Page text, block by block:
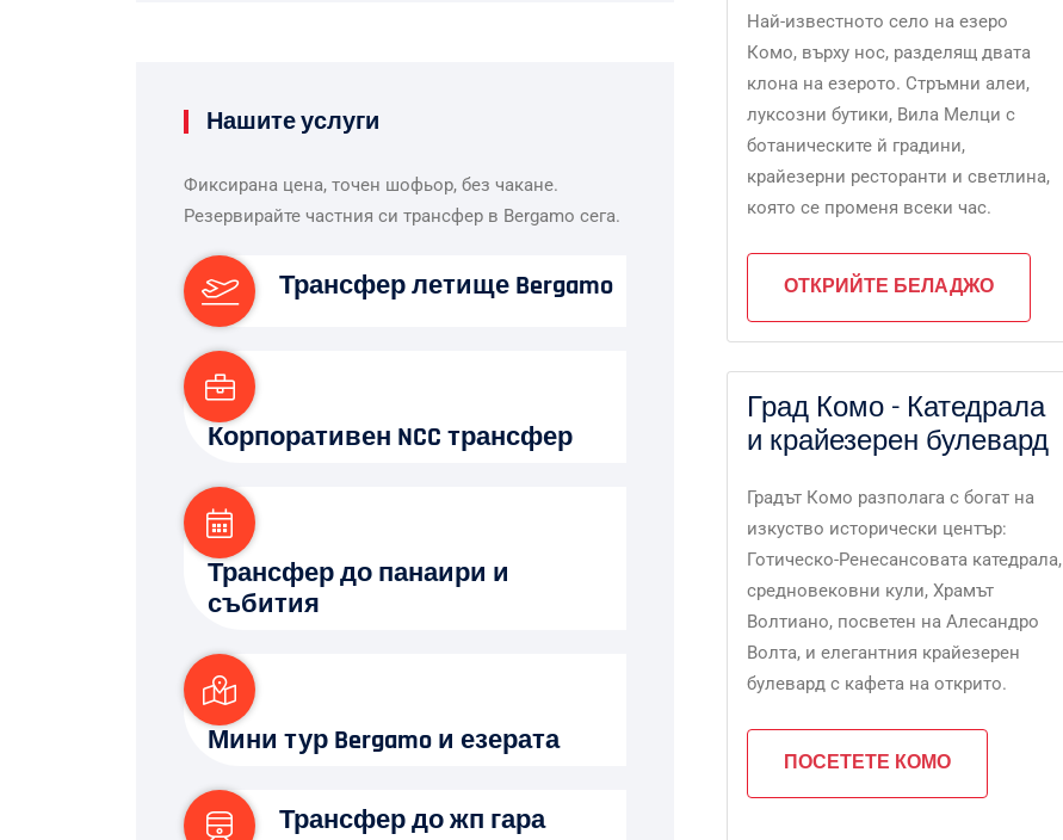
Нашите услуги
Фиксирана цена, точен шофьор, без чакане.
Резервирайте частния си трансфер в Bergamo сега.
Трансфер летище Bergamo
Корпоративен NCC трансфер
Трансфер до панаири и
събития
Мини тур Bergamo и езерата
Трансфер до жп гара
Най-известното село на езеро
Комо, върху нос, разделящ двата
клона на езерото. Стръмни алеи,
луксозни бутики, Вила Мелци с
ботаническите й градини,
крайезерни ресторанти и светлина,
която се променя всеки час.
ОТКРИЙТЕ БЕЛАДЖО
Град Комо - Катедрала
и крайезерен булевард
Градът Комо разполага с богат на
изкуство исторически център:
Готическо-Ренесансовата катедрала,
средновековни кули, Храмът
Волтиано, посветен на Алесандро
Волта, и елегантния крайезерен
булевард с кафета на открито.
ПОСЕТЕТЕ КОМО